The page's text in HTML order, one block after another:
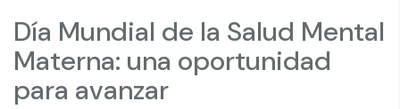
Día Mundial de la Salud Mental
Materna: una oportunidad
para avanzar